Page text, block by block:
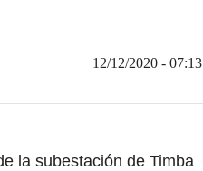
12/12/2020 - 07:13
la subestación de Timba